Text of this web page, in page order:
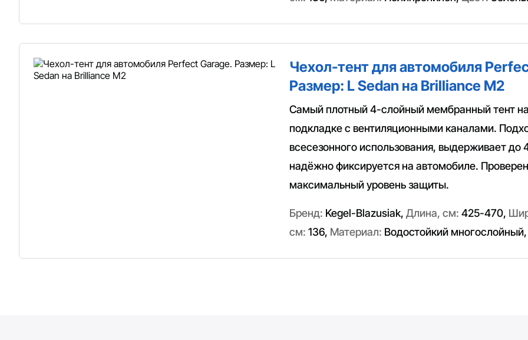
Чехол-тент для автомобиля
Размер: L Sedan на Brilliance M2
Самый плотный 4-слойный мембранный тент
подкладке с вентиляционными каналами.
всесезонного использования, выдерживает
надёжно фиксируется на автомобиле.
максимальный уровень защиты.
Бренд: Kegel-Blazusiak, Длина, см: 425-470,
см: 136, Материал: Водостойкий многослойный